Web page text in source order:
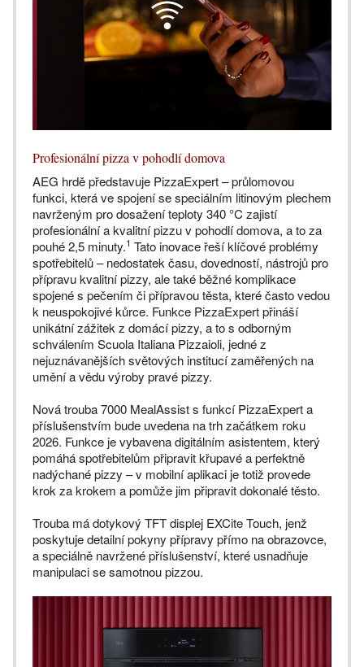
Profesionální pizza v pohodlí domova
AEG hrdě představuje PizzaExpert – průlomovou
funkci, která ve spojení se speciálním litinovým plechem
navrženým pro dosažení teploty 340 °C zajistí
profesionální a kvalitní pizzu v pohodlí domova, a to za
pouhé 2,5 minuty.1 Tato inovace řeší klíčové problémy
spotřebitelů – nedostatek času, dovedností, nástrojů pro
přípravu kvalitní pizzy, ale také běžné komplikace
spojené s pečením či přípravou těsta, které často vedou
k neuspokojivé kůrce. Funkce PizzaExpert přináší
unikátní zážitek z domácí pizzy, a to s odborným
schválením Scuola Italiana Pizzaioli, jedné z
nejuznávanějších světových institucí zaměřených na
umění a vědu výroby pravé pizzy.
Nová trouba 7000 MealAssist s funkcí PizzaExpert a
příslušenstvím bude uvedena na trh začátkem roku
2026. Funkce je vybavena digitálním asistentem, který
pomáhá spotřebitelům připravit křupavé a perfektně
nadýchané pizzy – v mobilní aplikaci je totiž provede
krok za krokem a pomůže jim připravit dokonalé těsto.
Trouba má dotykový TFT displej EXCite Touch, jenž
poskytuje detailní pokyny přípravy přímo na obrazovce,
a speciálně navržené příslušenství, které usnadňuje
manipulaci se samotnou pizzou.